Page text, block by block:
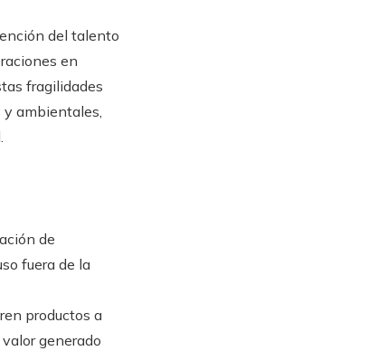
del talento
en
fragilidades
y ambientales,
de
fuera de la
productos a
generado